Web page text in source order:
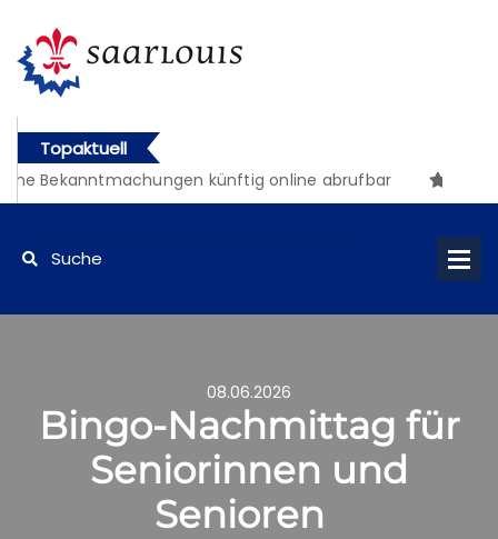
Topaktuell
Bekanntmachungen künftig online abrufbar
08.06.2026
Bingo-Nachmittag für
Seniorinnen und
Senioren